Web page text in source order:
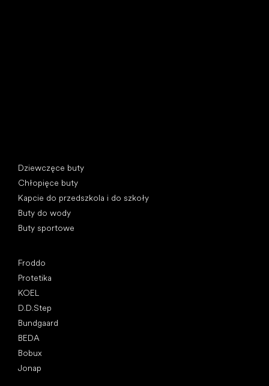
Dziewczęce buty
Chłopięce buty
Kapcie do przedszkola i do szkoły
Buty do wody
Buty sportowe
Froddo
Protetika
KOEL
D.D.Step
Bundgaard
BEDA
Bobux
Jonap